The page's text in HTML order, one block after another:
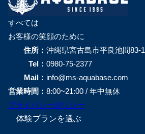
すべては
お客様の笑顔のために
住所： 沖縄県宮古島市平良池間83-1
Tel： 0980-75-2377
Mail： info@ms-aquabase.com
営業時間： 8:00~21:00 / 年中無休
プライバシーポリシー
体験プランを選ぶ